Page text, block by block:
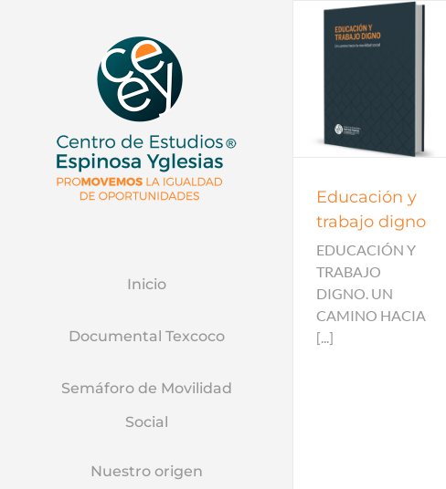
Inicio
Documental Texcoco
Semáforo de Movilidad
Social
Nuestro origen
Reportes de política
Educación y
trabajo digno
EDUCACIÓN Y
TRABAJO
DIGNO. UN
CAMINO HACIA
[...]